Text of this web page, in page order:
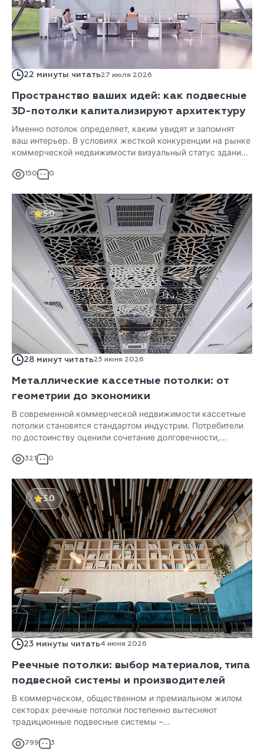
22 минуты читать27 июля 2026
Пространство ваших идей: как подвесные
3D-потолки капитализируют архитектуру
Именно потолок определяет, каким увидят и запомнят
ваш интерьер. В условиях жесткой конкуренции на рынке
коммерческой недвижимости визуальный статус здания –
150 0
5.0
28 минут читать25 июня 2026
Металлические кассетные потолки: от
геометрии до экономики
В современной коммерческой недвижимости кассетные
потолки становятся стандартом индустрии. Потребители
по достоинству оценили сочетание долговечности,
и высокой пожарной безопасности.
321 0
5.0
23 минуты читать4 июня 2026
Реечные потолки: выбор материалов, типа
подвесной системы и производителей
В коммерческом, общественном и премиальном жилом
секторах реечные потолки постепенно вытесняют
традиционные подвесные системы –
даже базовые натяжные потолки.
799 3